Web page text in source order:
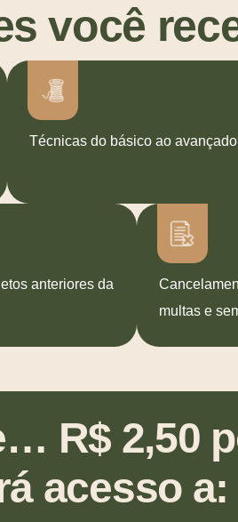
você
Técnicas do básico ao
anteriores da
multas e
R$ 2,50
acesso a: